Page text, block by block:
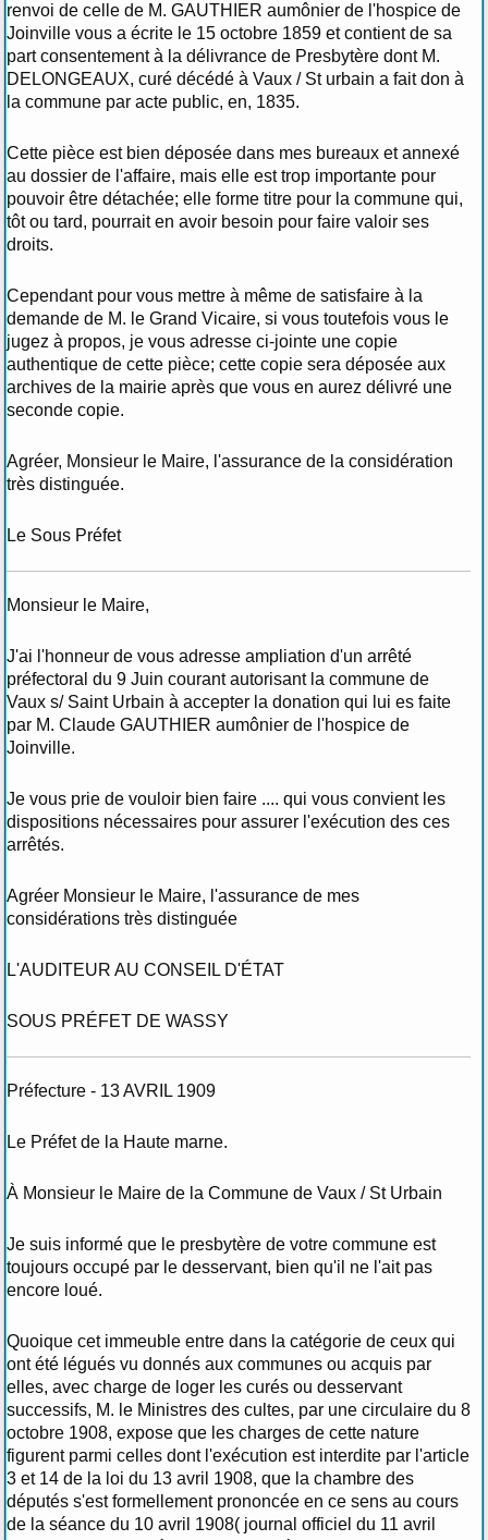
renvoi de celle de M. GAUTHIER aumônier de l'hospice de
Joinville vous a écrite le 15 octobre 1859 et contient de sa
part consentement à la délivrance de Presbytère dont M.
DELONGEAUX, curé décédé à Vaux / St urbain a fait don à
la commune par acte public, en, 1835.
Cette pièce est bien déposée dans mes bureaux et annexé
au dossier de l'affaire, mais elle est trop importante pour
pouvoir être détachée; elle forme titre pour la commune qui,
tôt ou tard, pourrait en avoir besoin pour faire valoir ses
droits.
Cependant pour vous mettre à même de satisfaire à la
demande de M. le Grand Vicaire, si vous toutefois vous le
jugez à propos, je vous adresse ci-jointe une copie
authentique de cette pièce; cette copie sera déposée aux
archives de la mairie après que vous en aurez délivré une
seconde copie.
Agréer, Monsieur le Maire, l'assurance de la considération
très distinguée.
Le Sous Préfet
Monsieur le Maire,
J'ai l'honneur de vous adresse ampliation d'un arrêté
préfectoral du 9 Juin courant autorisant la commune de
Vaux s/ Saint Urbain à accepter la donation qui lui es faite
par M. Claude GAUTHIER aumônier de l'hospice de
Joinville.
Je vous prie de vouloir bien faire .... qui vous convient les
dispositions nécessaires pour assurer l'exécution des ces
arrêtés.
Agréer Monsieur le Maire, l'assurance de mes
considérations très distinguée
L'AUDITEUR AU CONSEIL D'ÉTAT
SOUS PRÉFET DE WASSY
Préfecture - 13 AVRIL 1909
Le Préfet de la Haute marne.
À Monsieur le Maire de la Commune de Vaux / St Urbain
Je suis informé que le presbytère de votre commune est
toujours occupé par le desservant, bien qu'il ne l'ait pas
encore loué.
Quoique cet immeuble entre dans la catégorie de ceux qui
ont été légués vu donnés aux communes ou acquis par
elles, avec charge de loger les curés ou desservant
successifs, M. le Ministres des cultes, par une circulaire du 8
octobre 1908, expose que les charges de cette nature
figurent parmi celles dont l'exécution est interdite par l'article
3 et 14 de la loi du 13 avril 1908, que la chambre des
députés s'est formellement prononcée en ce sens au cours
de la séance du 10 avril 1908( journal officiel du 11 avril